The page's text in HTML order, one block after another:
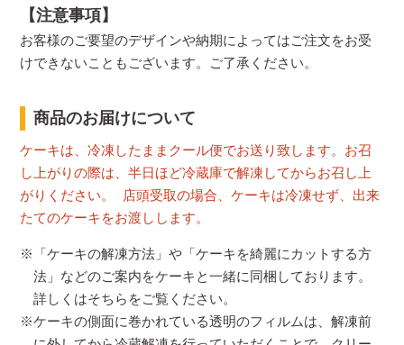
【注意事項】
お客様のご要望のデザインや納期によってはご注文をお受
けできないこともございます。ご了承ください。
商品のお届けについて
ケーキは、冷凍したままクール便でお送り致します。お召
し上がりの際は、半日ほど冷蔵庫で解凍してからお召し上
がりください。 店頭受取の場合、ケーキは冷凍せず、出来
たてのケーキをお渡しします。
※「ケーキの解凍方法」や「ケーキを綺麗にカットする方
法」などのご案内をケーキと一緒に同梱しております。
詳しくはそちらをご覧ください。
※ケーキの側面に巻かれている透明のフィルムは、解凍前